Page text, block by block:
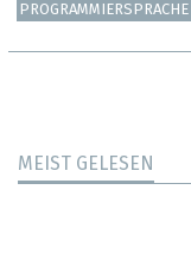
PROGRAMMIERSPRACHE
MEIST GELESEN